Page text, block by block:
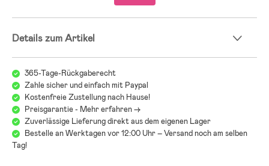
- Altersempfehlung: ab 6 Monaten.
Kinderwagen zu finden! Beim Kinderwagenkauf gibt es einiges zu
verweisen wir gerne auf unseren Kinderwagenguide, der Dir dabei
helfen soll, genau den Wagen zu finden, der zu Euch und Euren
Anforderungen passt:
Jollyrooms Kinderwagenguide
Details zum Artikel
365-Tage-Rückgaberecht
Zahle sicher und einfach mit Paypal
Kostenfreie Zustellung nach Hause!
Preisgarantie - Mehr erfahren ->
Zuverlässige Lieferung direkt aus dem eigenen Lager
Bestelle an Werktagen vor 12:00 Uhr – Versand noch am selben
Tag!